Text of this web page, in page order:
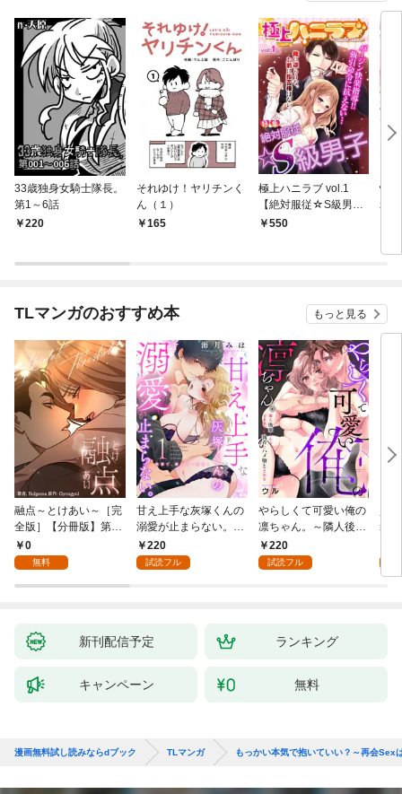
33歳独身女騎士隊長。
第1～6話
220
それゆけ！ヤリチンく
ん（１）
165
極上ハニラブ vol.1
【絶対服従☆S級男
子】550
快
れ
TLマンガのおすすめ本 もっと見る
融点～とけあい～［完
全版］【分冊版】第1
話0
無料
甘え上手な灰塚くんの
溺愛が止まらない。純
情で、健気で…絶倫！
(1)
220
試読フル
やらしくて可愛い俺の
凛ちゃん。～隣人後輩
くんのイキすぎた執着
にハメ堕とされる～(1)
220
試読フル
装
感
【
新刊配信予定 ランキング
キャンペーン 無料
漫画無料試し読みならdブック TLマンガ もっかい本気で抱いていい？～再会Sex